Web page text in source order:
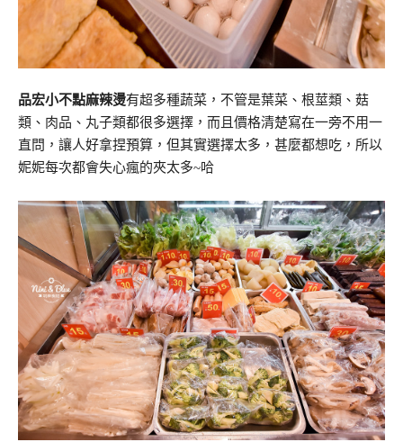
品宏小不點麻辣燙有超多種蔬菜，不管是葉菜、根莖類、菇
類、肉品、丸子類都很多選擇，而且價格清楚寫在一旁不用一
直問，讓人好拿捏預算，但其實選擇太多，甚麼都想吃，所以
妮妮每次都會失心瘋的夾太多~哈